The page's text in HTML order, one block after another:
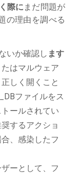
際に まだ問題が
の理由を調べる
いか確認し ます
はマルウェア
しく開くこと
ファイルをス
ールされてい
するアクショ
、感染したフ
ーとして、フ